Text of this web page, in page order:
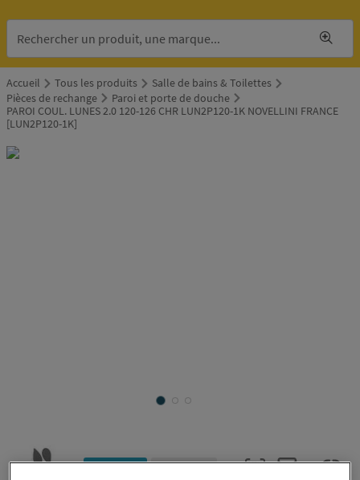
Accueil Tous les produits
Salle de bains & Toilettes
Pièces de rechange
Paroi et porte de douche
PAROI COUL. LUNES 2.0 120-126 CHR LUN2P120-1K NOVELLINI FRANCE
[LUN2P120-1K]
NOVELLINI REF : 229FA